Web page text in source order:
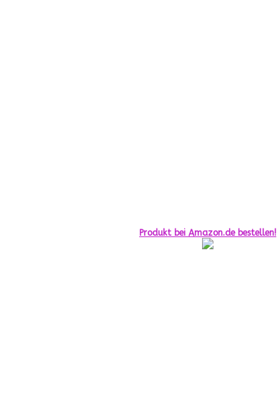
Produkt bei Amazon.de bestellen!